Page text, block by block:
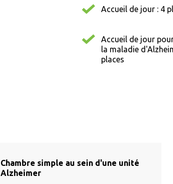
Accueil de jour : 4
Accueil de jour
la maladie
places
Chambre simple au sein d'une unité
Alzheimer